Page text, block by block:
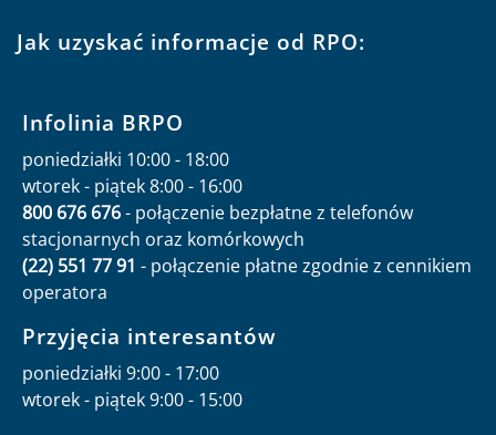
Jak uzyskać informacje od RPO:
Infolinia BRPO
poniedziałki 10:00 - 18:00
wtorek - piątek 8:00 - 16:00
800 676 676- połączenie bezpłatne z telefonów
stacjonarnych oraz komórkowych
(22) 551 77 91 - połączenie płatne zgodnie z cennikiem
operatora
Przyjęcia interesantów
poniedziałki 9:00 - 17:00
wtorek - piątek 9:00 - 15:00